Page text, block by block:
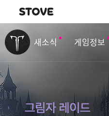
내비게이션
새소식 게임정보
벤
트
&
업
데
이
트